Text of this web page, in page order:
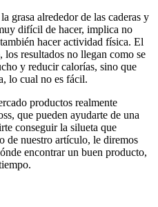
grasa alrededor de las caderas y
difícil de hacer, implica no
hacer actividad física. El
resultados no llegan como se
y reducir calorías, sino que
lo cual no es fácil.
productos realmente
que pueden ayudarte de una
conseguir la silueta que
de nuestro artículo, le diremos
encontrar un buen producto,